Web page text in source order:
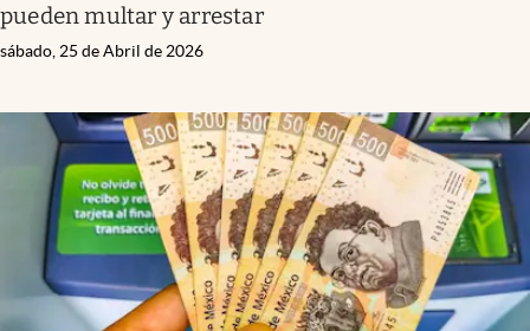
pueden multar y arrestar
sábado, 25 de Abril de 2026